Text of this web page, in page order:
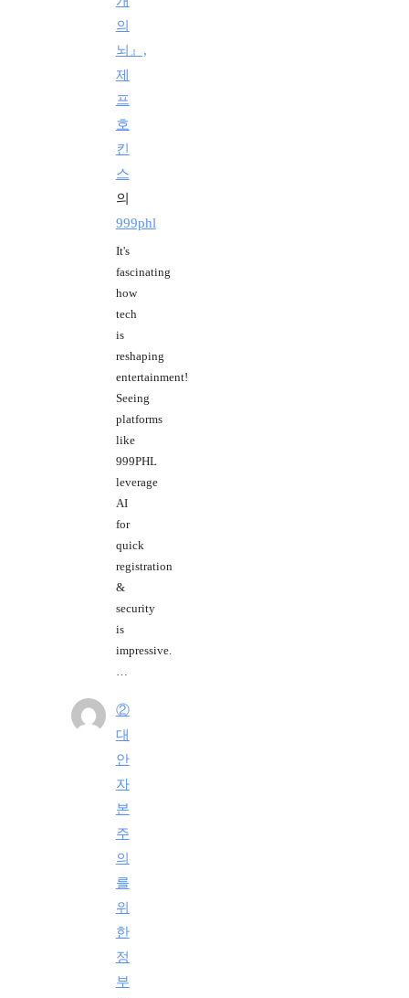
의
뇌』,
제
프
호
킨
스
의
999phl
It's
fascinating
how
tech
is
reshaping
entertainment!
Seeing
platforms
like
999PHL
leverage
AI
for
quick
registration
&
security
is
impressive.
②
대
안
자
본
주
의
를
위
한
정
부